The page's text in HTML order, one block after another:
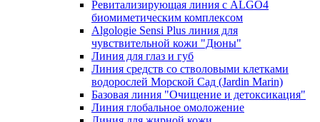
Ревитализирующая линия с ALGO4
биомиметическим комплексом
Algologie Sensi Plus линия для
чувcтвительной кожи "Дюны"
Линия для глаз и губ
Линия средств со стволовыми клетками
водорослей Морской Сад (Jardin Marin)
Базовая линия "Очищение и детоксикация"
Линия глобальное омоложение